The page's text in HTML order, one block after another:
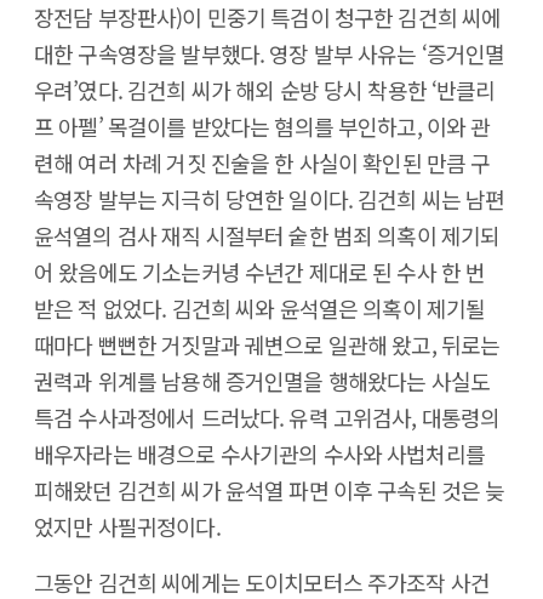
장전담 부장판사)이 민중기 특검이 청구한 김건희 씨에
대한 구속영장을 발부했다. 영장 발부 사유는 ‘증거인멸
우려’였다. 김건희 씨가 해외 순방 당시 착용한 ‘반클리
프 아펠’ 목걸이를 받았다는 혐의를 부인하고, 이와 관
련해 여러 차례 거짓 진술을 한 사실이 확인된 만큼 구
속영장 발부는 지극히 당연한 일이다. 김건희 씨는 남편
윤석열의 검사 재직 시절부터 숱한 범죄 의혹이 제기되
어 왔음에도 기소는커녕 수년간 제대로 된 수사 한 번
받은 적 없었다. 김건희 씨와 윤석열은 의혹이 제기될
때마다 뻔뻔한 거짓말과 궤변으로 일관해 왔고, 뒤로는
권력과 위계를 남용해 증거인멸을 행해왔다는 사실도
특검 수사과정에서 드러났다. 유력 고위검사, 대통령의
배우자라는 배경으로 수사기관의 수사와 사법처리를
피해왔던 김건희 씨가 윤석열 파면 이후 구속된 것은 늦
었지만 사필귀정이다.
그동안 김건희 씨에게는 도이치모터스 주가조작 사건